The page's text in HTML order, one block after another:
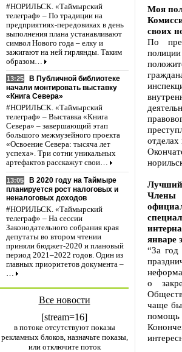
#НОРИЛЬСК. «Таймырский
телеграф» – По традиции на
предприятиях-передовиках в день
выполнения плана устанавливают
символ Нового года – елку и
зажигают на ней гирлянды. Таким
образом…
13:25
В Публичной библиотеке
начали монтировать выставку
«Книга Севера»
#НОРИЛЬСК. «Таймырский
телеграф» – Выставка «Книга
Севера» – завершающий этап
большого межмузейного проекта
«Освоение Севера: тысяча лет
успеха». Три сотни уникальных
артефактов расскажут свои…
13:05
В 2020 году на Таймыре
планируется рост налоговых и
неналоговых доходов
#НОРИЛЬСК. «Таймырский
телеграф» – На сессии
Законодательного собрания края
депутаты во втором чтении
приняли бюджет-2020 и плановый
период 2021–2022 годов. Один из
главных приоритетов документа –
…
Все новости
[stream=16]
в потоке отсутствуют показы
рекламных блоков, назначьте показы,
или отключите поток
Моя
своих
По
отделах
Лучший
Члены
январе
“За
о
чаще
помощь